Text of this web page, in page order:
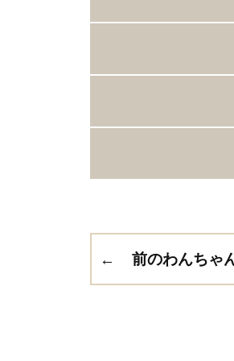
前のわんちゃ